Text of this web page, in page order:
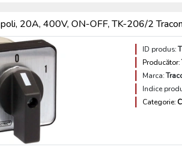
20A, 400V, ON-OFF, TK-206/2
ID produs:
Producător:
Marca:
Indice
Categorie: